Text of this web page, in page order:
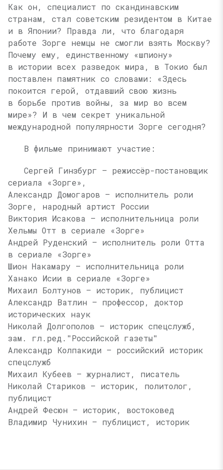
Как он, специалист по скандинавским
странам, стал советским резидентом в Китае
и в Японии? Правда ли, что благодаря
работе Зорге немцы не смогли взять Москву?
Почему ему, единственному «шпиону»
в истории всех разведок мира, в Токио был
поставлен памятник со словами: «Здесь
покоится герой, отдавший свою жизнь
в борьбе против войны, за мир во всем
мире»? И в чем секрет уникальной
международной популярности Зорге сегодня?
В фильме принимают участие:
Сергей Гинзбург — режиссёр-постановщик
сериала «Зорге»,
Александр Домогаров — исполнитель роли
Зорге, народный артист России
Виктория Исакова — исполнительница роли
Хельмы Отт в сериале «Зорге»
Андрей Руденский — исполнитель роли Отта
в сериале «Зорге»
Шион Накамару — исполнительница роли
Ханако Исии в сериале «Зорге»
Михаил Болтунов — историк, публицист
Александр Ватлин — профессор, доктор
исторических наук
Николай Долгополов — историк спецслужб,
зам. гл.ред."Российской газеты"
Александр Колпакиди — российский историк
спецслужб
Михаил Кубеев — журналист, писатель
Николай Стариков — историк, политолог,
публицист
Андрей Фесюн — историк, востоковед
Владимир Чунихин — публицист, историк